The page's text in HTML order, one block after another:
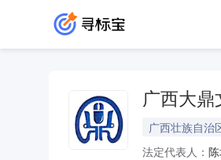
广西大鼎
广西壮族自治
法定代表人：